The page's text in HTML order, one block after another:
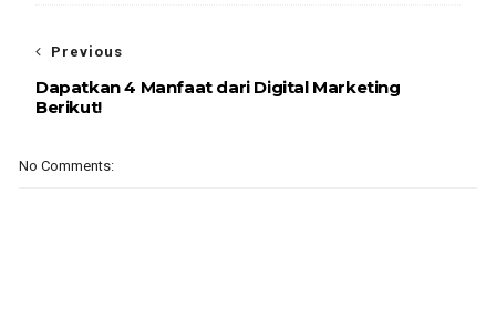
Previous
Dapatkan 4 Manfaat dari Digital Marketing
Berikut!
No Comments: